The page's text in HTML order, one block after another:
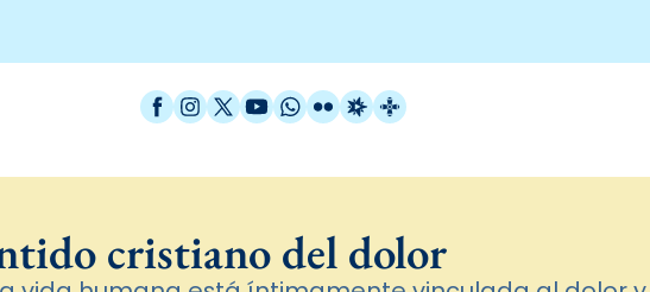
Facebook
Instagram
X / Twitter
YouTube
WhatsApp
FlickrRadio Estel
Catalunya Cristiana
cristiano del dolor